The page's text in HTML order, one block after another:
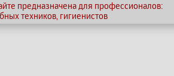
предназначена для профессионалов:
техников, гигиенистов